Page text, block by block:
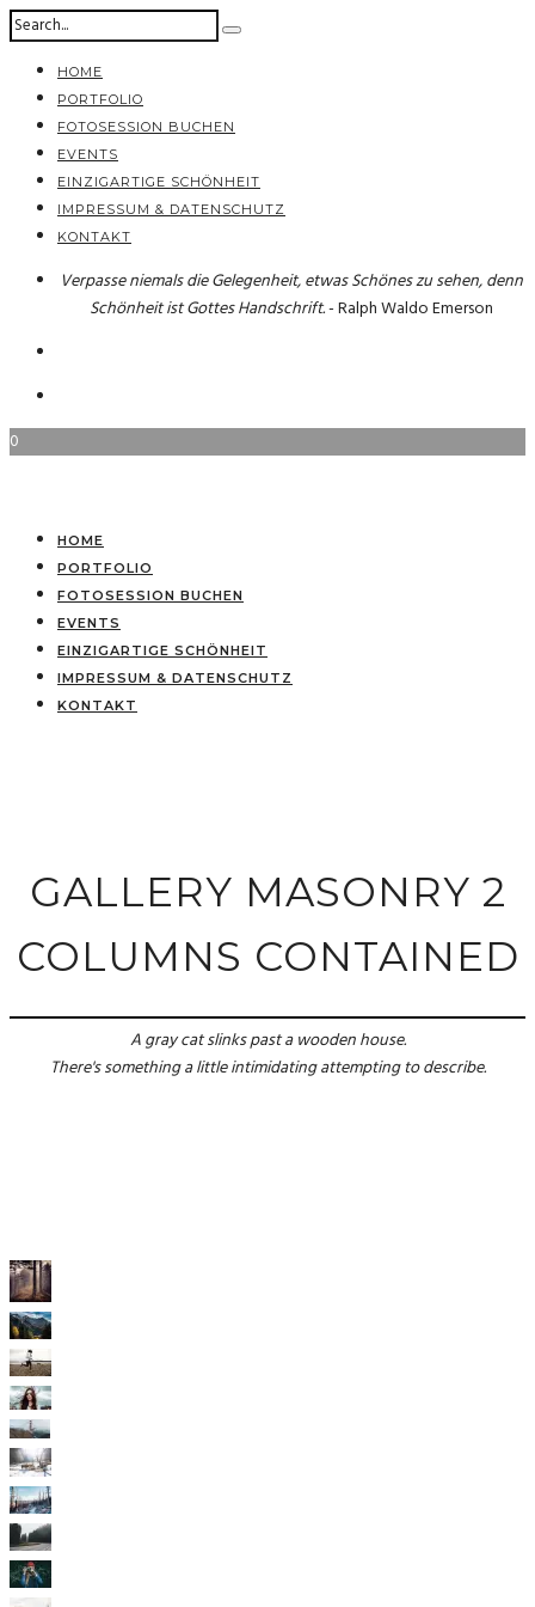
HOME
PORTFOLIO
FOTOSESSION BUCHEN
EVENTS
EINZIGARTIGE SCHÖNHEIT
IMPRESSUM & DATENSCHUTZ
KONTAKT
Verpasse niemals die Gelegenheit, etwas Schönes zu sehen, denn
Schönheit ist Gottes Handschrift.- Ralph Waldo Emerson
0
HOME
PORTFOLIO
FOTOSESSION BUCHEN
EVENTS
EINZIGARTIGE SCHÖNHEIT
IMPRESSUM & DATENSCHUTZ
KONTAKT
GALLERY MASONRY 2
COLUMNS CONTAINED
A gray cat slinks past a wooden house.
There's something a little intimidating attempting to describe.